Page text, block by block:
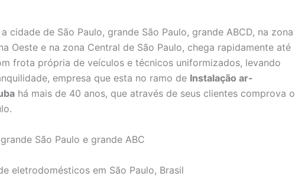
cidade de São Paulo, grande São Paulo, grande ABCD, na zona
Oeste e na zona Central de São Paulo, chega rapidamente até
frota própria de veículos e técnicos uniformizados, levando
empresa que esta no ramo de Instalação ar-
há mais de 40 anos, que através de seus clientes comprova o
São Paulo e grande ABC
eletrodomésticos em São Paulo, Brasil